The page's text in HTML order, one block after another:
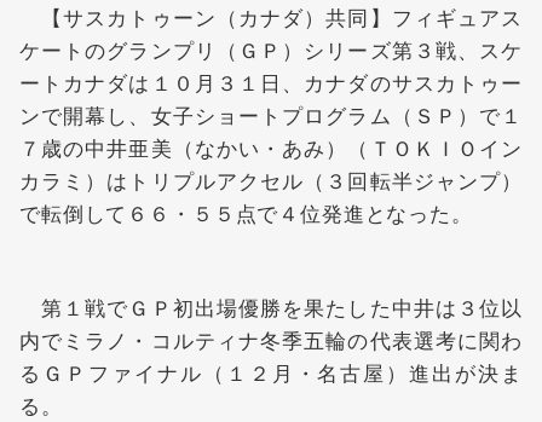
【サスカトゥーン（カナダ）共同】フィギュアス
ケートのグランプリ（ＧＰ）シリーズ第３戦、スケ
ートカナダは１０月３１日、カナダのサスカトゥー
ンで開幕し、女子ショートプログラム（ＳＰ）で１
７歳の中井亜美 （なかい・あみ）（ＴＯＫＩＯイン
カラミ）はトリプルアクセル（３回転半ジャンプ）
で転倒して６６・５５点で４位発進となった。
第１戦でＧＰ初出場優勝を果たした中井は３位以
内でミラノ・コルティナ冬季五輪の代表選考に関わ
るＧＰファイナル（１２月・名古屋）進出が決ま
る。